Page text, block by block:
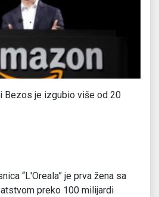
Bezos je izgubio više od 20
“L'Oreala” je prva žena sa
preko 100 milijardi